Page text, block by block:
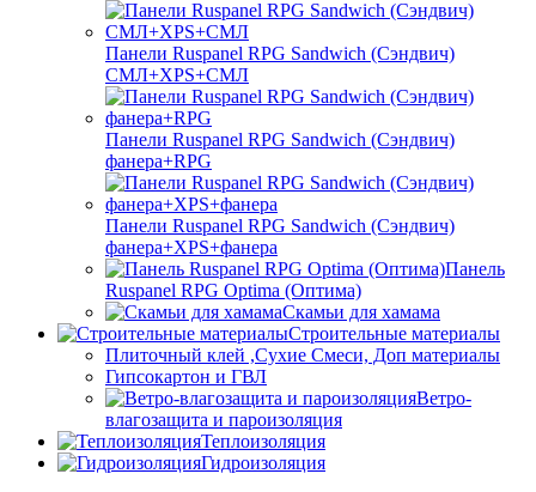
Панели Ruspanel RPG Sandwich (Сэндвич)
СМЛ+XPS+СМЛ
Панели Ruspanel RPG Sandwich (Сэндвич)
фанера+RPG
Панели Ruspanel RPG Sandwich (Сэндвич)
фанера+XPS+фанера
Панель
Ruspanel RPG Optima (Оптима)
Скамьи для хамама
Строительные материалы
Плиточный клей ,Сухие Смеси, Доп материалы
Гипсокартон и ГВЛ
Ветро-
влагозащита и пароизоляция
Теплоизоляция
Гидроизоляция